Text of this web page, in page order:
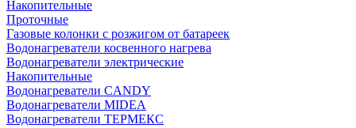
Накопительные
Проточные
Газовые колонки с розжигом от батареек
Водонагреватели косвенного нагрева
Водонагреватели электрические
Накопительные
Водонагреватели CANDY
Водонагреватели MIDEA
Водонагреватели ТЕРМЕКС